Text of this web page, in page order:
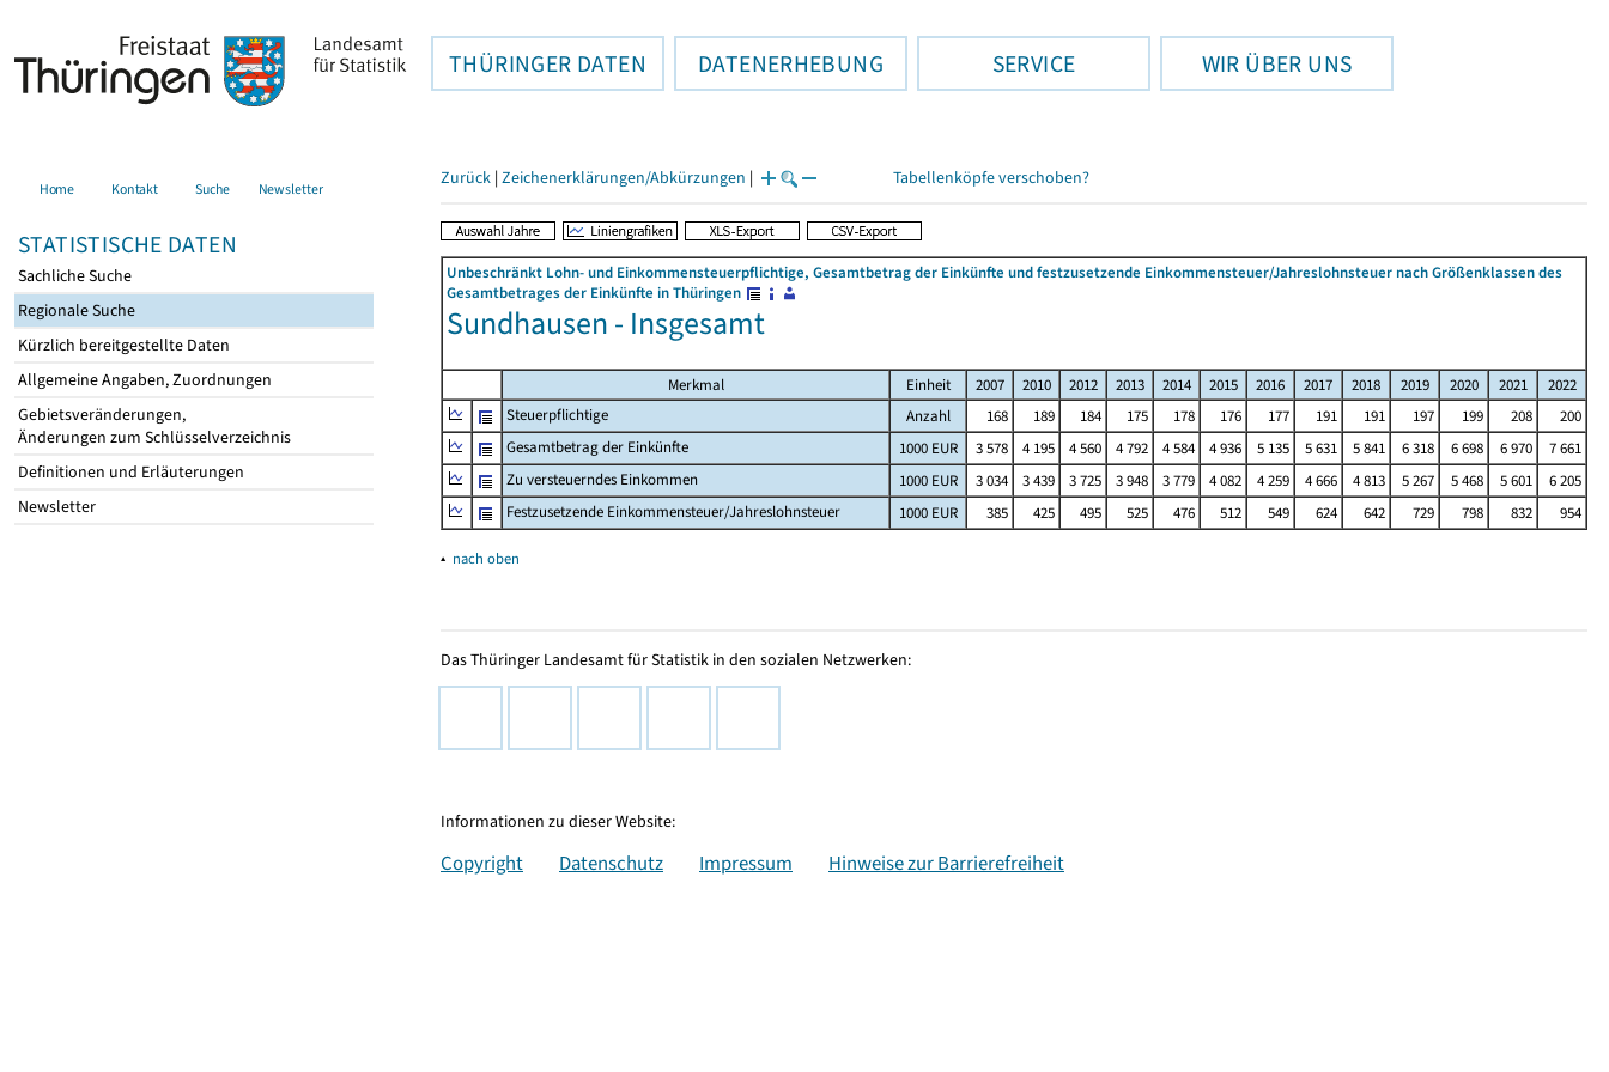
THÜRINGER DATEN DATENERHEBUNG SERVICE WIR ÜBER UNS
Home Kontakt Suche Newsletter
STATISTISCHE DATEN
Sachliche Suche
Regionale Suche
Kürzlich bereitgestellte Daten
Allgemeine Angaben, Zuordnungen
Gebietsveränderungen,
Änderungen zum Schlüsselverzeichnis
Definitionen und Erläuterungen
Newsletter
Zurück | Zeichenerklärungen/Abkürzungen | Tabellenköpfe verschoben?
Unbeschränkt Lohn- und Einkommensteuerpflichtige, Gesamtbetrag der Einkünfte und festzusetzende Einkommensteuer/Jahreslohnsteuer nach Größenklassen des
Gesamtbetrages der Einkünfte in Thüringen
Sundhausen - Insgesamt
Merkmal Einheit 2007 2010 2012 2013 2014 2015 2016 2017 2018 2019 2020 2021
2022
Steuerpflichtige
Anzahl 168 189 184 175 178 176 177 191 191 197 199 208
200
Gesamtbetrag der Einkünfte
1000 EUR 3 578 4 195 4 560 4 792 4 584 4 936 5 135 5 631 5 841 6 318 6 698 6 970
7 661
Zu versteuerndes Einkommen
1000 EUR 3 034 3 439 3 725 3 948 3 779 4 082 4 259 4 666 4 813 5 267 5 468 5 601
6 205
Festzusetzende Einkommensteuer/Jahreslohnsteuer
1000 EUR 385 425 495 525 476 512 549 624 642 729 798 832 954
▴ nach oben
Das Thüringer Landesamt für Statistik in den sozialen Netzwerken:
Informationen zu dieser Website:
Copyright Datenschutz Impressum Hinweise zur Barrierefreiheit